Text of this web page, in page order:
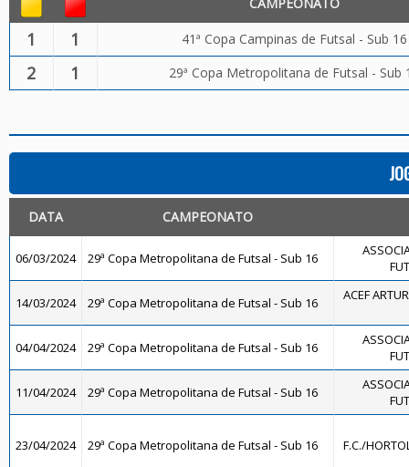
1 1 41ª Copa Campinas de Futsal - Sub 16
2 1 29ª Copa Metropolitana de Futsal - Sub
DATA CAMPEONATO
06/03/2024 29ª Copa Metropolitana de Futsal - Sub 16
14/03/2024 29ª Copa Metropolitana de Futsal - Sub 16 ACEF
04/04/2024 29ª Copa Metropolitana de Futsal - Sub 16
11/04/2024 29ª Copa Metropolitana de Futsal - Sub 16
23/04/2024 29ª Copa Metropolitana de Futsal - Sub 16 F.C./